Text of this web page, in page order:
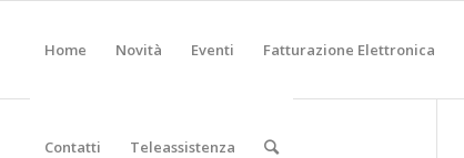
Home Novità Eventi Fatturazione Elettronica
Contatti Teleassistenza